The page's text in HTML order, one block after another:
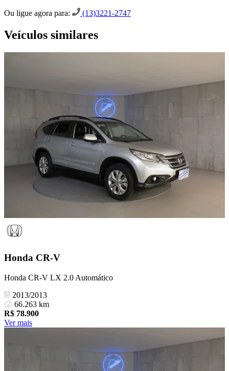
Ou ligue agora para: (13)3221-2747
Veículos similares
Honda CR-V
Honda CR-V LX 2.0 Automático
2013/2013
66.263 km
R$ 78.900
Ver mais